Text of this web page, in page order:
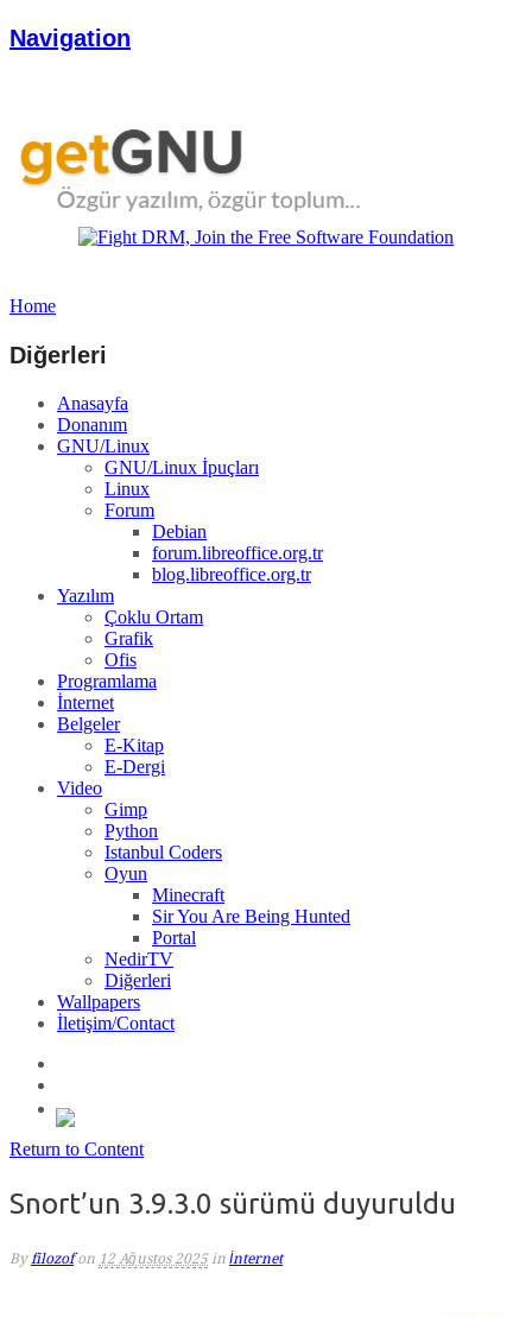
Navigation
Home
Diğerleri
Anasayfa
Donanım
GNU/Linux
GNU/Linux İpuçları
Linux
Forum
Debian
forum.libreoffice.org.tr
blog.libreoffice.org.tr
Yazılım
Çoklu Ortam
Grafik
Ofis
Programlama
İnternet
Belgeler
E-Kitap
E-Dergi
Video
Gimp
Python
Istanbul Coders
Oyun
Minecraft
Sir You Are Being Hunted
Portal
NedirTV
Diğerleri
Wallpapers
İletişim/Contact
Return to Content
Snort’un 3.9.3.0 sürümü duyuruldu
By filozof on 12 Ağustos 2025 in İnternet